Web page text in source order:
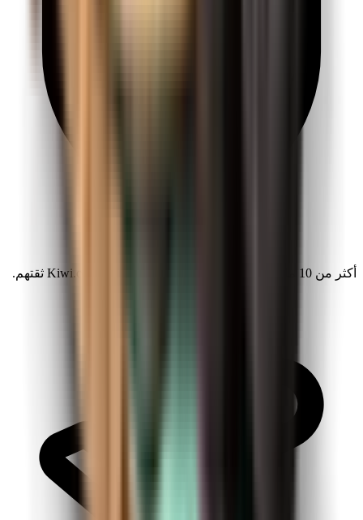
أكثر من 10 ملايين مستكشف حول العالم يمنحون Kiwi.com ثقتهم.